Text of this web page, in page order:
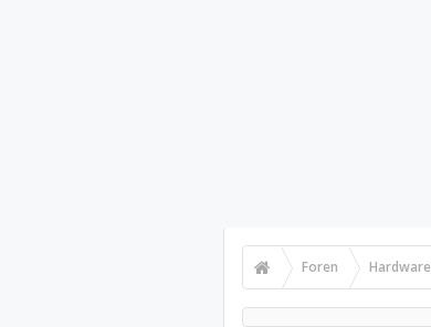
Foren Hardware